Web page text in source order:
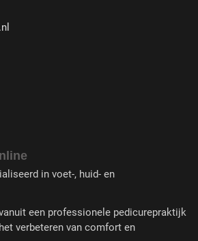
in voet-, huid- en
een professionele pedicurepraktijk
verbeteren van comfort en